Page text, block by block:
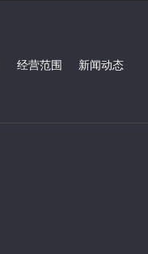
经营范围
新闻动态